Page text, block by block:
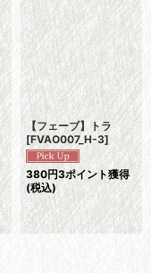
【フェーブ】トラ
[FVAO007_H-3]
380円3ポイント獲得
(税込)